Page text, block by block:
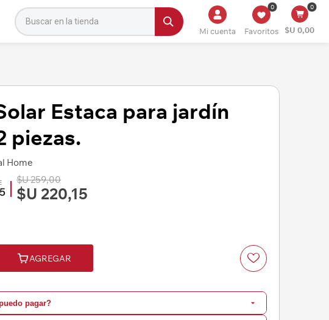
Mi cuenta Favoritos
0 0
$U 0,00
Estaca para jardín
piezas.
Home
$U 259,00
$U 220,15
AGREGAR
pagar?